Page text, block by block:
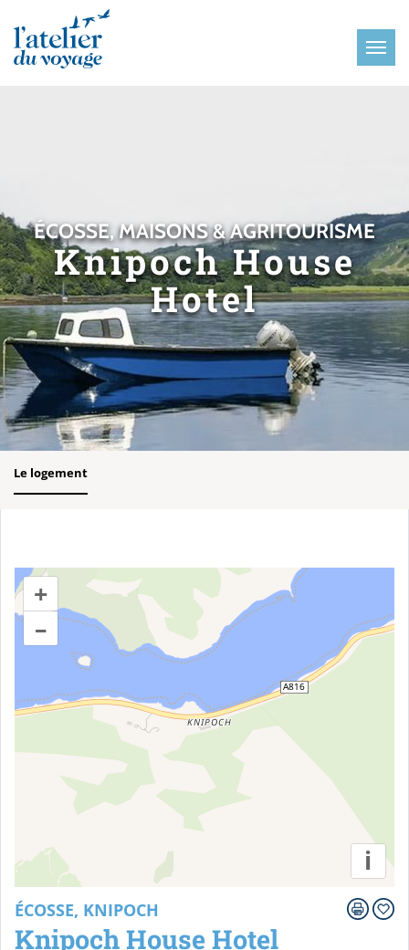
ÉCOSSE, MAISONS & AGRITOURISME
Knipoch House
Hotel
Le logement
ÉCOSSE, KNIPOCH
Knipoch House Hotel
+
–
i
Panneau de gestion des cookies